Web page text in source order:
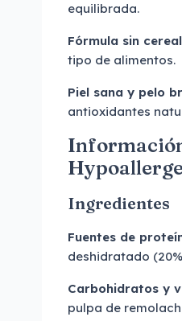
equilibrada.
Fórmula sin
tipo de alimentos.
Piel sana y pelo
antioxidantes
Ingredientes
Fuentes de
deshidratado
Carbohidratos y
pulpa de